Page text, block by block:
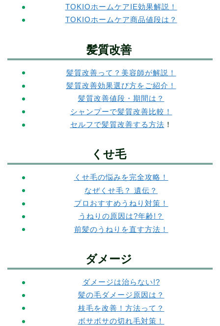
TOKIOホームケアIE効果解説！
TOKIOホームケア商品値段は？
髪質改善
髪質改善って？美容師が解説！
髪質改善効果選び方をご紹介！
髪質改善値段・期間は？
シャンプーで髪質改善比較！
セルフで髪質改善する方法 ！
くせ毛
くせ毛の悩みを完全攻略！
なぜくせ毛？ 遺伝？
プロおすすめうねり対策！
うねりの原因は?年齢!？
前髪のうねりを直す方法！
ダメージ
ダメージは治らない!?
髪の毛ダメージ原因は？
枝毛を改善！方法って？
ボサボサの切れ毛対策！